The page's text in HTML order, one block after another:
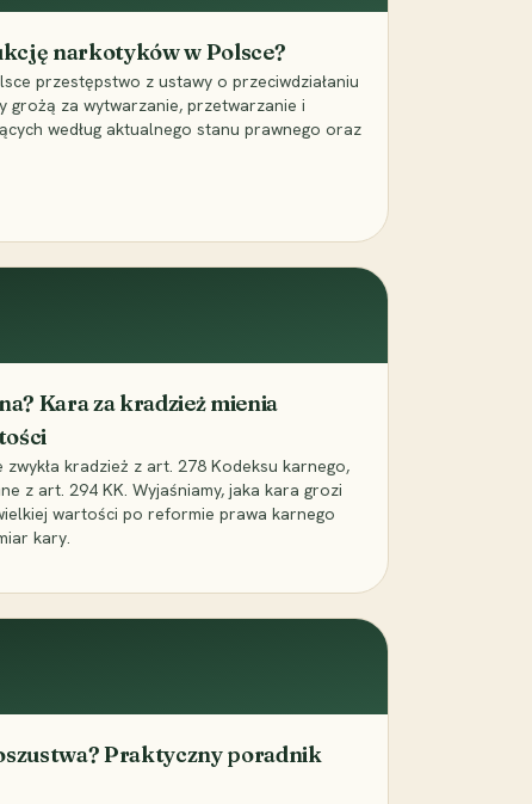
narkotyków w Polsce?
przestępstwo z ustawy o przeciwdziałaniu
grożą za wytwarzanie, przetwarzanie i
według aktualnego stanu prawnego oraz
Kara za kradzież mienia
kradzież z art. 278 Kodeksu karnego,
z art. 294 KK. Wyjaśniamy, jaka kara grozi
wartości po reformie prawa karnego
kary.
Praktyczny poradnik